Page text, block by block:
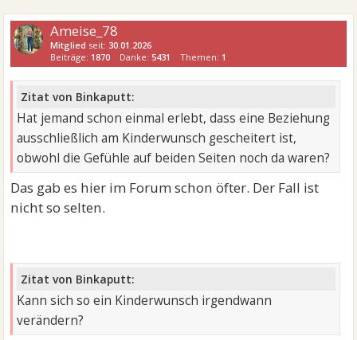
Ameise_78
Mitglied seit:30.01.2026
Beiträge: 1870 Danke:5431 Themen: 1
Zitat von Binkaputt:
Hat jemand schon einmal erlebt, dass eine Beziehung
ausschließlich am Kinderwunsch gescheitert ist,
obwohl die Gefühle auf beiden Seiten noch da waren?
Das gab es hier im Forum schon öfter. Der Fall ist
nicht so selten.
Zitat von Binkaputt:
Kann sich so ein Kinderwunsch irgendwann
verändern?